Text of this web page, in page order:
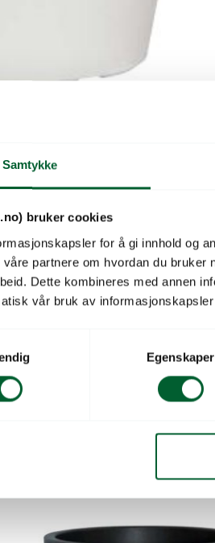
Samtykke
bruker cookies
for å gi innhold og
våre partnere om hvordan du
Dette kombineres med annen
vår bruk av
Egenskaper